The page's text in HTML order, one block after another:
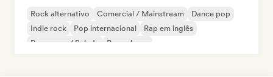
Rock alternativo Comercial / Mainstream
Dance pop
Indie rock
Pop internacional
Rap em inglês
Pop suave / Balada
Pop urbano